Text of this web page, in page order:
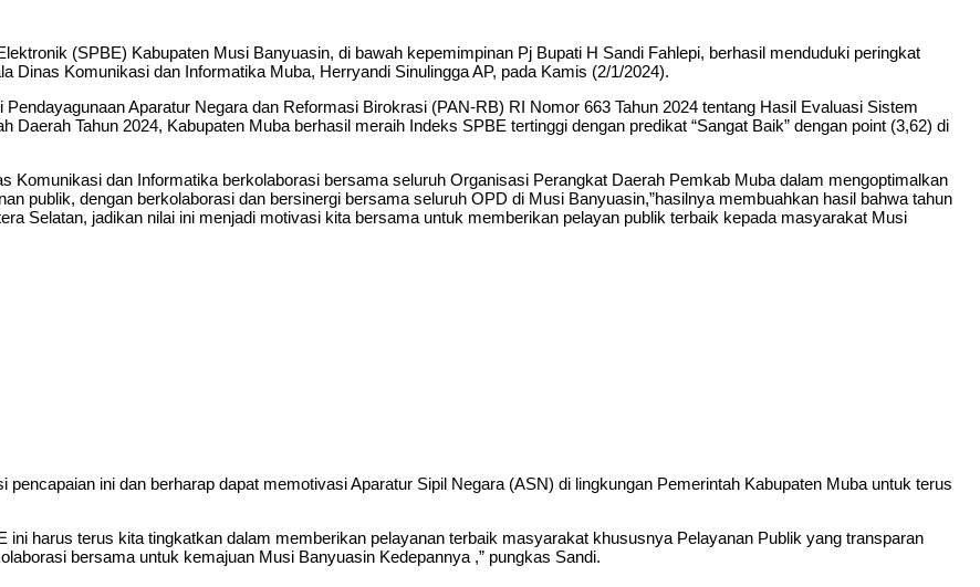
(SPBE) Kabupaten Musi Banyuasin, di bawah kepemimpinan Pj Bupati H Sandi Fahlepi, berhasil menduduki peringkat
Dinas Komunikasi dan Informatika Muba, Herryandi Sinulingga AP, pada Kamis (2/1/2024).
Aparatur Negara dan Reformasi Birokrasi (PAN-RB) RI Nomor 663 Tahun 2024 tentang Hasil Evaluasi Sistem
Tahun 2024, Kabupaten Muba berhasil meraih Indeks SPBE tertinggi dengan predikat “Sangat Baik” dengan point (3,62) di
Komunikasi dan Informatika berkolaborasi bersama seluruh Organisasi Perangkat Daerah Pemkab Muba dalam mengoptimalkan
publik, dengan berkolaborasi dan bersinergi bersama seluruh OPD di Musi Banyuasin,”hasilnya membuahkan hasil bahwa tahun
Selatan, jadikan nilai ini menjadi motivasi kita bersama untuk memberikan pelayan publik terbaik kepada masyarakat Musi
ini dan berharap dapat memotivasi Aparatur Sipil Negara (ASN) di lingkungan Pemerintah Kabupaten Muba untuk terus
ini harus terus kita tingkatkan dalam memberikan pelayanan terbaik masyarakat khususnya Pelayanan Publik yang transparan
bersama untuk kemajuan Musi Banyuasin Kedepannya ,” pungkas Sandi.